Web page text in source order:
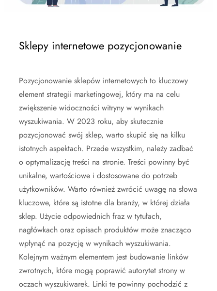
Sklepy internetowe pozycjonowanie
Pozycjonowanie sklepów internetowych to kluczowy
element strategii marketingowej, który ma na celu
zwiększenie widoczności witryny w wynikach
wyszukiwania. W 2023 roku, aby skutecznie
pozycjonować swój sklep, warto skupić się na kilku
istotnych aspektach. Przede wszystkim, należy zadbać
o optymalizację treści na stronie. Treści powinny być
unikalne, wartościowe i dostosowane do potrzeb
użytkowników. Warto również zwrócić uwagę na słowa
kluczowe, które są istotne dla branży, w której działa
sklep. Użycie odpowiednich fraz w tytułach,
nagłówkach oraz opisach produktów może znacząco
wpłynąć na pozycję w wynikach wyszukiwania.
Kolejnym ważnym elementem jest budowanie linków
zwrotnych, które mogą poprawić autorytet strony w
oczach wyszukiwarek. Linki te powinny pochodzić z